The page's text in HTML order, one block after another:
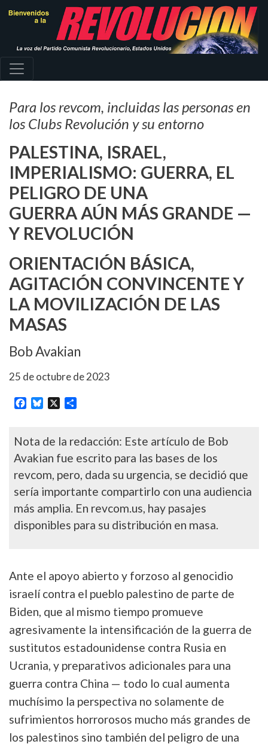
principal
Para los revcom, incluidas las personas en
los Clubs Revolución y su entorno
PALESTINA, ISRAEL,
IMPERIALISMO: GUERRA, EL
PELIGRO DE UNA
GUERRA AÚN MÁS GRANDE —
Y REVOLUCIÓN
ORIENTACIÓN BÁSICA,
AGITACIÓN CONVINCENTE Y
LA MOVILIZACIÓN DE LAS
MASAS
Bob Avakian
25 de octubre de 2023
Facebook
Bluesky
X
Nota de la redacción: Este artículo de Bob
Avakian fue escrito para las bases de los
revcom, pero, dada su urgencia, se decidió que
sería importante compartirlo con una audiencia
más amplia. En revcom.us, hay pasajes
disponibles para su distribución en masa.
Ante el apoyo abierto y forzoso al genocidio
israelí contra el pueblo palestino de parte de
Biden, que al mismo tiempo promueve
agresivamente la intensificación de la guerra de
sustitutos estadounidense contra Rusia en
Ucrania, y preparativos adicionales para una
guerra contra China — todo lo cual aumenta
muchísimo la perspectiva no solamente de
sufrimientos horrorosos mucho más grandes de
los palestinos sino también del peligro de una